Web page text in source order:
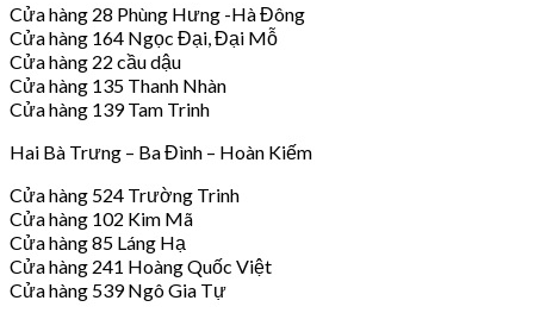
Cửa hàng 28 Phùng Hưng -Hà Đông
Cửa hàng 164 Ngọc Đại, Đại Mỗ
Cửa hàng 22 cầu dậu
Cửa hàng 135 Thanh Nhàn
Cửa hàng 139 Tam Trinh
Hai Bà Trưng – Ba Đình – Hoàn Kiếm
Cửa hàng 524 Trường Trinh
Cửa hàng 102 Kim Mã
Cửa hàng 85 Láng Hạ
Cửa hàng 241 Hoàng Quốc Việt
Cửa hàng 539 Ngô Gia Tự